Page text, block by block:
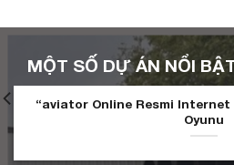
MỘT SỐ DỰ ÁN NỔI
“aviator Online Resmi
Oyunu